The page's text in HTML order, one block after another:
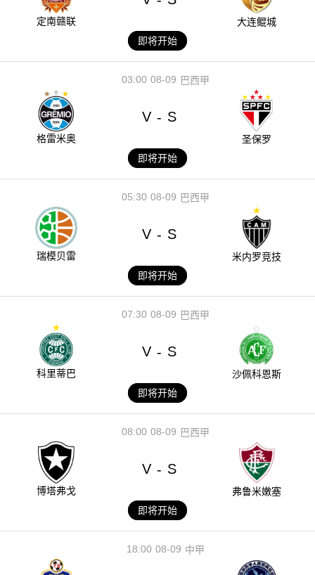
定南赣联
大连鲲城
即将开始
08-09
03:00 巴西甲
格雷米奥
V - S
圣保罗
即将开始
08-09
05:30 巴西甲
瑞模贝雷
V - S
米内罗竞技
即将开始
08-09
07:30 巴西甲
科里蒂巴
V - S
沙佩科恩斯
即将开始
08-09
08:00 巴西甲
博塔弗戈
V - S
弗鲁米嫩塞
即将开始
08-09
18:00 中甲